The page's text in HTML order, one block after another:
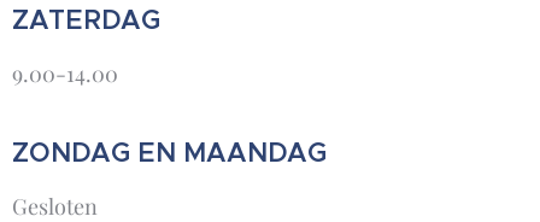
ZATERDAG
9.00-14.00
ZONDAG EN MAANDAG
Gesloten